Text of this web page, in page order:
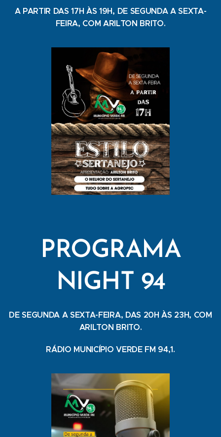
A PARTIR DAS 17H ÀS 19H, DE SEGUNDA A SEXTA-
FEIRA, COM ARILTON BRITO.
PROGRAMA
NIGHT 94
DE SEGUNDA A SEXTA-FEIRA, DAS 20H ÀS 23H, COM
ARILTON BRITO.
RÁDIO MUNICÍPIO VERDE FM 94,1.